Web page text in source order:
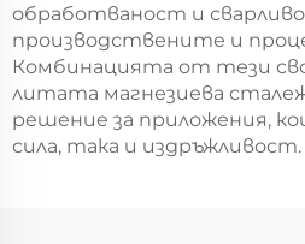
обработваност и
производствените и
Комбинацията от тези
литата магнезиева
решение за приложения,
сила, така и издръжливост.